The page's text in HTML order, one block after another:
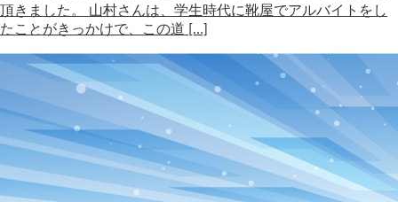
頂きました。 山村さんは、学生時代に靴屋でアルバイトをし
たことがきっかけで、この道 […]